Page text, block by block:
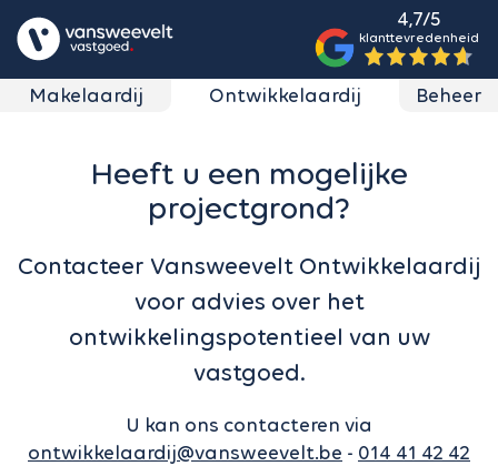
4,7/5
klanttevredenheid
Makelaardij Ontwikkelaardij Beheer
Heeft u een mogelijke
projectgrond?
Contacteer Vansweevelt Ontwikkelaardij
voor advies over het
ontwikkelingspotentieel van uw
vastgoed.
U kan ons contacteren via
ontwikkelaardij@vansweevelt.be - 014 41 42 42